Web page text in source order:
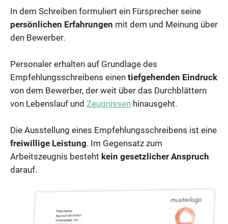
In dem Schreiben formuliert ein Fürsprecher seine
persönlichen Erfahrungen mit dem und Meinung über
den Bewerber.
Personaler erhalten auf Grundlage des
Empfehlungsschreibens einen tiefgehenden Eindruck
von dem Bewerber, der weit über das Durchblättern
von Lebenslauf und Zeugnissen hinausgeht.
Die Ausstellung eines Empfehlungsschreibens ist eine
freiwillige Leistung. Im Gegensatz zum
Arbeitszeugnis besteht kein gesetzlicher Anspruch
darauf.